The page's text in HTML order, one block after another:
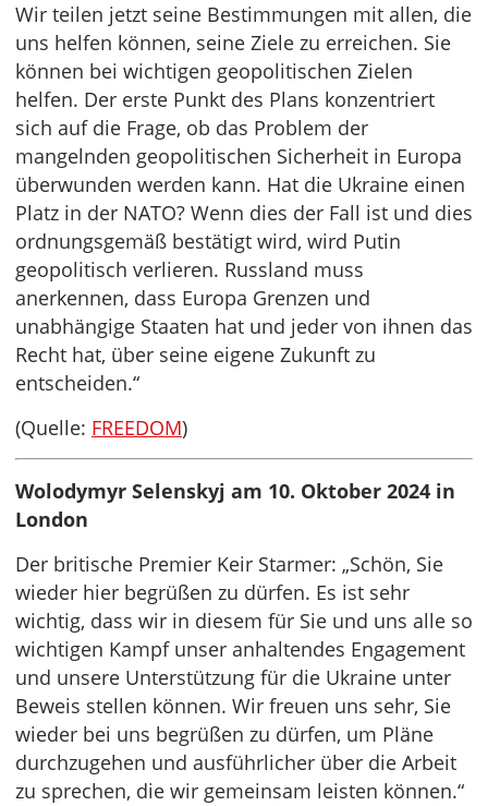
Wir teilen jetzt seine Bestimmungen mit allen, die
uns helfen können, seine Ziele zu erreichen. Sie
können bei wichtigen geopolitischen Zielen
helfen. Der erste Punkt des Plans konzentriert
sich auf die Frage, ob das Problem der
mangelnden geopolitischen Sicherheit in Europa
überwunden werden kann. Hat die Ukraine einen
Platz in der NATO? Wenn dies der Fall ist und dies
ordnungsgemäß bestätigt wird, wird Putin
geopolitisch verlieren. Russland muss
anerkennen, dass Europa Grenzen und
unabhängige Staaten hat und jeder von ihnen das
Recht hat, über seine eigene Zukunft zu
entscheiden.“
(Quelle: FREEDOM)
Wolodymyr Selenskyj am 10. Oktober 2024 in
London
Der britische Premier Keir Starmer: „Schön, Sie
wieder hier begrüßen zu dürfen. Es ist sehr
wichtig, dass wir in diesem für Sie und uns alle so
wichtigen Kampf unser anhaltendes Engagement
und unsere Unterstützung für die Ukraine unter
Beweis stellen können. Wir freuen uns sehr, Sie
wieder bei uns begrüßen zu dürfen, um Pläne
durchzugehen und ausführlicher über die Arbeit
zu sprechen, die wir gemeinsam leisten können.“